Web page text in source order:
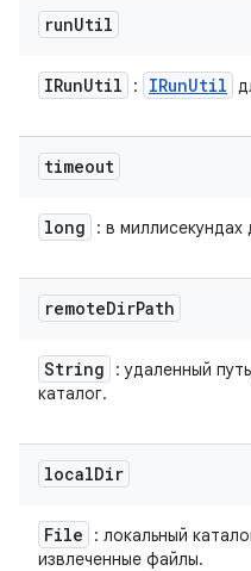
runUtil
IRunUtil : IRunUtil
timeout
long : в
remoteDirPath
String
: удаленный
каталог.
localDir
File
: локальный
извлеченные файлы.